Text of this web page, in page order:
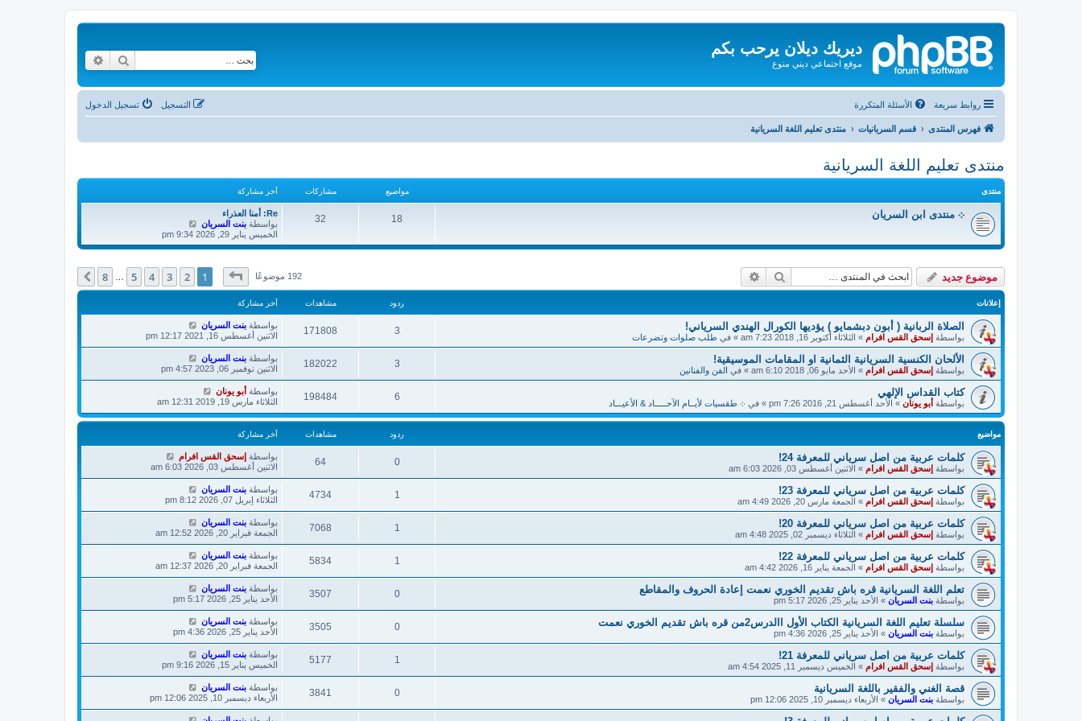
ديريك ديلان يرحب بكم
موقع اجتماعي ديني منوع بحث
روابط سريعة الأسئلة المتكررة تسجيل الدخول التسجيل
فهرس المنتدى قسم السريانيات منتدى تعليم اللغة السريانية
منتدى تعليم اللغة السريانية
منتدى مواضيع مشاركات آخر مشاركة
܀ منتدى ابن السريان 18
32
Re: أمنا العذراء
بواسطة بنت السريان
ا
ه
خ
ر
ا
ك
ة
الخميس يناير 29, 2026 9:34 pm
موضوع جديد بحث 192 موضوعًا صفحة من8
1
2
3
4
5
8 التالي
إعلانات ردود مشاهدات آخر مشاركة
الصلاة الربانية ( أبون دبشمايو ) يؤديها الكورال الهندي السرياني!
بواسطة إسحق القس افرام » الثلاثاء أكتوبر 16, 2018 7:23 am » في طلب صلوات وتضرعات
3
171808 بواسطة بنت السريان
الاثنين أغسطس 16, 2021 12:17 pm
الألحان الكنسية السريانية الثمانية او المقامات الموسيقية!
بواسطة إسحق القس افرام » الأحد مايو 06, 2018 6:10 am » في الفن والفنانين
3
182022 بواسطة بنت السريان
الاثنين نوفمبر 06, 2023 4:57 pm
كتاب القداس الإلهي
بواسطة أبو يونان » الأحد أغسطس 21, 2016 7:26 pm » في ܀ طقسيات لأيــام الآحـــــاد & الأعيـــاد
6
198484 بواسطة أبو يونان
الثلاثاء مارس 19, 2019 12:31 am
مواضيع ردود مشاهدات آخر مشاركة
كلمات عربية من اصل سرياني للمعرفة 24!
بواسطة إسحق القس افرام » الاثنين أغسطس 03, 2026 6:03 am
0
64 بواسطة إسحق القس افرام
الاثنين أغسطس 03, 2026 6:03 am
كلمات عربية من اصل سرياني للمعرفة 23!
بواسطة إسحق القس افرام » الجمعة مارس 20, 2026 4:49 am
1
4734 بواسطة بنت السريان
الثلاثاء إبريل 07, 2026 8:12 pm
كلمات عربية من اصل سرياني للمعرفة 20!
بواسطة إسحق القس افرام » الثلاثاء ديسمبر 02, 2025 4:48 am
1
7068 بواسطة بنت السريان
الجمعة فبراير 20, 2026 12:52 am
كلمات عربية من اصل سرياني للمعرفة 22!
بواسطة إسحق القس افرام » الجمعة يناير 16, 2026 4:42 am
1
5834 بواسطة بنت السريان
الجمعة فبراير 20, 2026 12:37 am
تعلم اللغة السريانية قره باش تقديم الخوري نعمت إعادة الحروف والمقاطع
بواسطة بنت السريان » الأحد يناير 25, 2026 5:17 pm
0
3507 بواسطة بنت السريان
الأحد يناير 25, 2026 5:17 pm
سلسلة تعليم اللغة السريانية الكتاب الأول االدرس2من قره باش تقديم الخوري نعمت
بواسطة بنت السريان » الأحد يناير 25, 2026 4:36 pm
0
3505 بواسطة بنت السريان
الأحد يناير 25, 2026 4:36 pm
كلمات عربية من اصل سرياني للمعرفة 21!
بواسطة إسحق القس افرام » الخميس ديسمبر 11, 2025 4:54 am
1
5177 بواسطة بنت السريان
الخميس يناير 15, 2026 9:16 pm
قصة الغني والفقير باللغة السريانية
بواسطة بنت السريان » الأربعاء ديسمبر 10, 2025 12:06 pm
0
3841 بواسطة بنت السريان
الأربعاء ديسمبر 10, 2025 12:06 pm